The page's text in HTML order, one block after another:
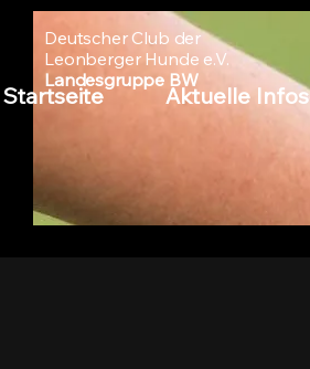
Deutscher Club der
Leonberger Hunde e.V.
Landesgruppe BW
Startseite Aktuelle Infos